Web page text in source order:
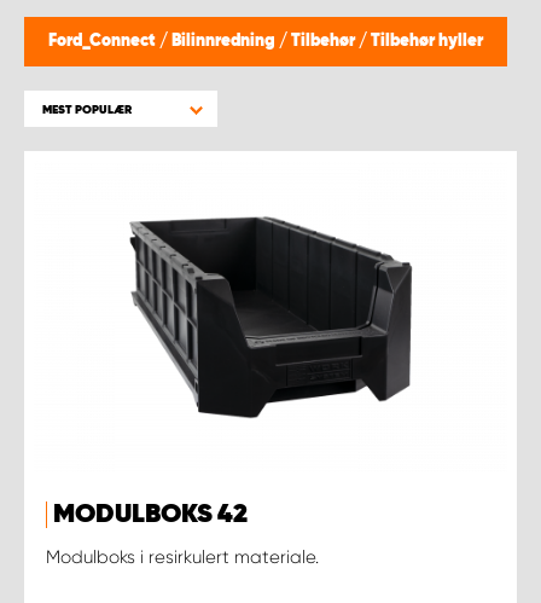
Ford_Connect / Bilinnredning / Tilbehør / Tilbehør hyller
MEST POPULÆR
MODULBOKS 42
Modulboks i resirkulert materiale.
WORK SYSTEM NORWAY
WORK SYSTEM OSLO
WORK SYSTEM STAVANGER